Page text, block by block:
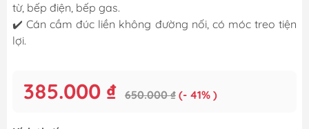
từ, bếp điện, bếp gas.
✔️ Cán cầm đúc liền không đường nối, có móc treo tiện
lợi.
385.000 ₫ 650.000 ₫ (- 41% )